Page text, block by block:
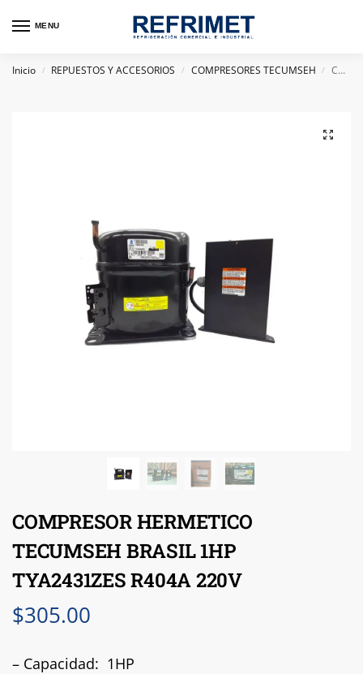
MENU
Inicio / REPUESTOS Y ACCESORIOS / COMPRESORES TECUMSEH / COMPRESOR HERMETICO TECUMSEH BRASIL 1HP TYA2431ZES R404A 220V
COMPRESOR HERMETICO
TECUMSEH BRASIL 1HP
TYA2431ZES R404A 220V
$305.00
– Capacidad: 1HP